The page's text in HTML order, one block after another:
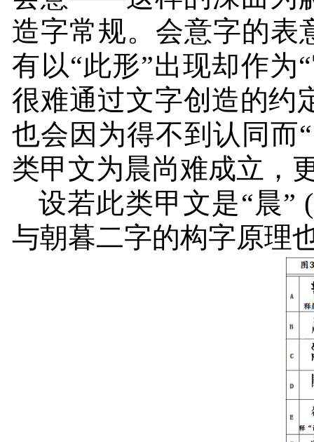
造字常规。会意字的表
有以“此形”出现却作为
很难通过文字创造的约
也会因为得不到认同而
类甲文为晨尚难成立，
设若此类甲文是“晨” (
与朝暮二字的构字原理